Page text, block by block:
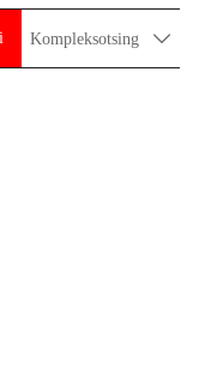
Kompleksotsing